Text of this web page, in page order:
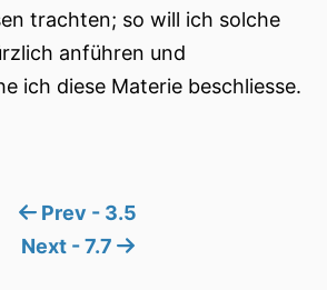
trachten; so will ich solche
anführen und
ich diese Materie beschliesse.
Prev - 3.5
Next - 7.7